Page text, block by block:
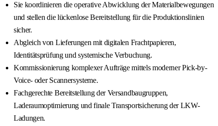
Sie koordinieren die operative Abwicklung der Materialbewegungen
und stellen die lückenlose Bereitstellung für die Produktionslinien
sicher.
Abgleich von Lieferungen mit digitalen Frachtpapieren,
Identitätsprüfung und systemische Verbuchung.
Kommissionierung komplexer Aufträge mittels moderner Pick-by-
Voice- oder Scannersysteme.
Fachgerechte Bereitstellung der Versandbaugruppen,
Laderaumoptimierung und finale Transportsicherung der LKW-
Ladungen.